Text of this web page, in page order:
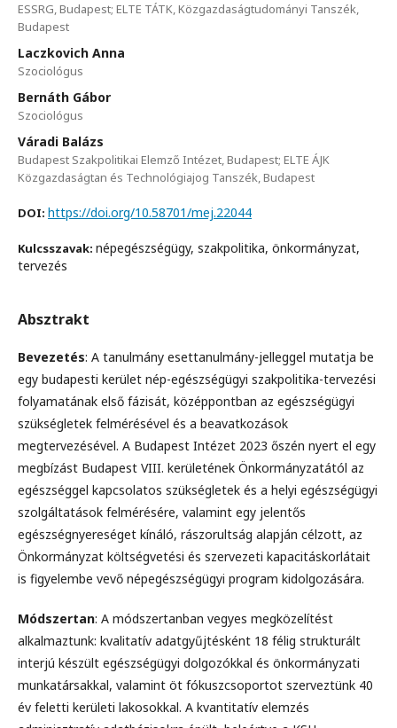
ESSRG, Budapest; ELTE TÁTK, Közgazdaságtudományi Tanszék,
Budapest
Laczkovich Anna
Szociológus
Bernáth Gábor
Szociológus
Váradi Balázs
Budapest Szakpolitikai Elemző Intézet, Budapest; ELTE ÁJK
Közgazdaságtan és Technológiajog Tanszék, Budapest
DOI: https://doi.org/10.58701/mej.22044
Kulcsszavak: népegészségügy, szakpolitika, önkormányzat,
tervezés
Absztrakt
Bevezetés: A tanulmány esettanulmány-jelleggel mutatja be
egy budapesti kerület nép-egészségügyi szakpolitika-tervezési
folyamatának első fázisát, középpontban az egészségügyi
szükségletek felmérésével és a beavatkozások
megtervezésével. A Budapest Intézet 2023 őszén nyert el egy
megbízást Budapest VIII. kerületének Önkormányzatától az
egészséggel kapcsolatos szükségletek és a helyi egészségügyi
szolgáltatások felmérésére, valamint egy jelentős
egészségnyereséget kínáló, rászorultság alapján célzott, az
Önkormányzat költségvetési és szervezeti kapacitáskorlátait
is figyelembe vevő népegészségügyi program kidolgozására.
Módszertan: A módszertanban vegyes megközelítést
alkalmaztunk: kvalitatív adatgyűjtésként 18 félig strukturált
interjú készült egészségügyi dolgozókkal és önkormányzati
munkatársakkal, valamint öt fókuszcsoportot szerveztünk 40
év feletti kerületi lakosokkal. A kvantitatív elemzés